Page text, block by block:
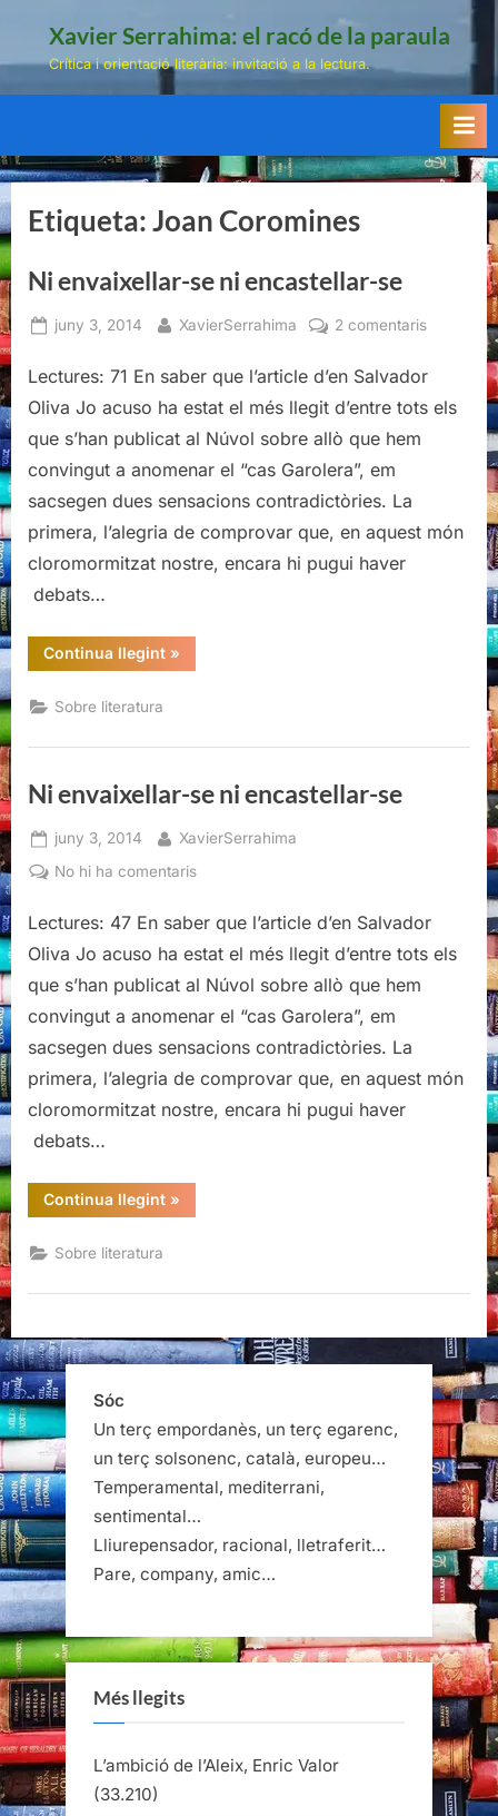
Xavier Serrahima: el racó de la paraula
Crítica i orientació literària: invitació a la lectura.
Etiqueta:Joan Coromines
Ni envaixellar-se ni encastellar-se
Posted
juny 3, 2014 By
XavierSerrahima 2 comentarisa
se
Lectures: 71 En saber que l’article d’en Salvador
Oliva Jo acuso ha estat el més llegit d’entre tots els
que s’han publicat al Núvol sobre allò que hem
convingut a anomenar el “cas Garolera”, em
sacsegen dues sensacions contradictòries. La
primera, l’alegria de comprovar que, en aquest món
cloromormitzat nostre, encara hi pugui haver
debats…
Continua llegint“Ni
envaixellar-
»
Sobre literatura
Ni envaixellar-se ni encastellar-se
Posted
on
juny 3, 2014 By
XavierSerrahima
No hi ha comentarisa
envaixellar-
se
encastellar-
se
Lectures: 47 En saber que l’article d’en Salvador
Oliva Jo acuso ha estat el més llegit d’entre tots els
que s’han publicat al Núvol sobre allò que hem
convingut a anomenar el “cas Garolera”, em
sacsegen dues sensacions contradictòries. La
primera, l’alegria de comprovar que, en aquest món
cloromormitzat nostre, encara hi pugui haver
debats…
Continua llegint“Ni
envaixellar-
»
Sobre literatura
Sóc
Un terç empordanès, un terç egarenc,
un terç solsonenc, català, europeu…
Temperamental, mediterrani,
sentimental…
Lliurepensador, racional, lletraferit…
Pare, company, amic…
Més llegits
L’ambició de l’Aleix, Enric Valor
(33.210)